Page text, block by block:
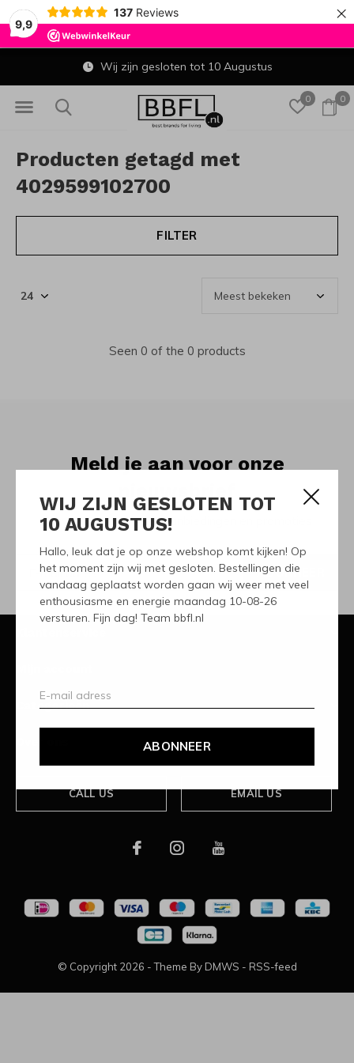
9,9
137 Reviews ×
WIJ ZIJN GESLOTEN TOT
10 AUGUSTUS!
Hallo, leuk dat je op onze webshop komt kijken! Op
het moment zijn wij met gesloten. Bestellingen die
vandaag geplaatst worden gaan wij weer met veel
enthousiasme en energie maandag 10-08-26
versturen. Fijn dag! Team bbfl.nl
ABONNEER
0 0
Wij zijn gesloten tot 10 Augustus
Producten getagd met
4029599102700
FILTER
Seen 0 of the 0 products
Meld je aan voor onze
Ontvang de nieuwste aanbiedingen en promoties
ABONNEER
Categorieën
CALL US EMAIL US
© Copyright 2026 - Theme By DMWS - RSS-feed